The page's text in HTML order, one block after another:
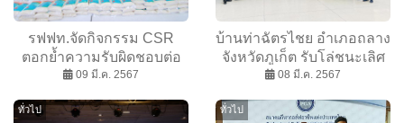
รฟฟท.จัดกิจกรรม CSR
ตอกย้ำความรับผิดชอบต่อ
สังคม เชื่อมสัมพันธ์องค์กรสู่
09 มี.ค. 2567
บ้านท่าฉัตรไชย อำเภอถลาง
จังหวัดภูเก็ต รับโล่ชนะเลิศ
หมู่บ้าน แผ่นดินธรรม
ประจำปี 2566
08 มี.ค. 2567
ทั่วไป ทั่วไป